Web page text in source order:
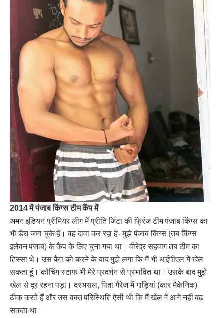
2014 में पंजाब किंग्स टीम कैंप में
अमन इंडियन प्रीमियर लीग में प्रीति जिंटा की फ्रिंज टीम पंजाब किंग्स का
भी डेरा जमा चुके हैं। वह दावा कर रहा है- मुझे पंजाब किंग्स (तब किंग्स
इलेवन पंजाब) के कैंप के लिए चुना गया था। वीरेंद्र सहवाग तब टीम का
हिस्सा थे। उस कैंप को करने के बाद मुझे लगा कि मैं भी आईपीएल में खेल
सकता हूं। कोचिंग स्टाफ भी मेरे प्रदर्शन से प्रभावित था। उसके बाद मुझे
खेल से दूर रहना पड़ा। दरअसल, पिता गैरेज में गाड़ियां (कार मैकेनिक)
ठीक करते हैं और उस वक्त परिस्थिति ऐसी थी कि मैं खेल में आगे नहीं बढ़
सकता था।